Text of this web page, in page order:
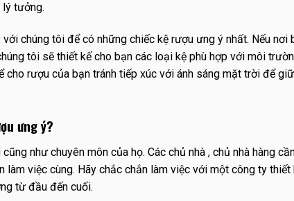
tưởng.
chúng tôi để có những chiếc kệ rượu ưng ý nhất. Nếu nơi
tôi sẽ thiết kế cho bạn các loại kệ phù hợp với môi
rượu của bạn tránh tiếp xúc với ánh sáng mặt trời để
ưng ý?
như chuyên môn của họ. Các chủ nhà , chủ nhà hàng
làm việc cùng. Hãy chắc chắn làm việc với một công ty
từ đầu đến cuối.